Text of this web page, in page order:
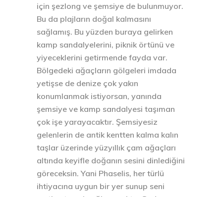
için şezlong ve şemsiye de bulunmuyor.
Bu da plajların doğal kalmasını
sağlamış. Bu yüzden buraya gelirken
kamp sandalyelerini, piknik örtünü ve
yiyeceklerini getirmende fayda var.
Bölgedeki ağaçların gölgeleri imdada
yetişse de denize çok yakın
konumlanmak istiyorsan, yanında
şemsiye ve kamp sandalyesi taşıman
çok işe yarayacaktır. Şemsiyesiz
gelenlerin de antik kentten kalma kalın
taşlar üzerinde yüzyıllık çam ağaçları
altında keyifle doğanın sesini dinlediğini
göreceksin. Yani Phaselis, her türlü
ihtiyacına uygun bir yer sunup seni